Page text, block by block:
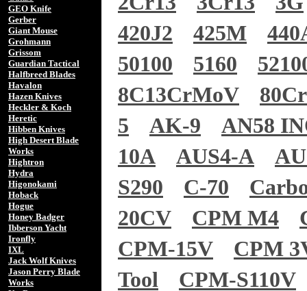
GEO Knife
Gerber
Giant Mouse
Grohmann
Grissom
Guardian Tactical
Halfbreed Blades
Havalon
Hazen Knives
Heckler & Koch
Heretic
Hibben Knives
High Desert Blade
Works
Hightron
Hydra
Higonokami
Hoback
Hogue
Honey Badger
Ibberson Yacht
Ironfly
IXL
Jack Wolf Knives
Jason Perry Blade
Works
420J2
425M
50100
5160
8C13CrMoV
5
AK-9
AN58
10A
AUS4-A
S290
C-70
20CV
CPM M4
CPM-15V
CPM
Tool
CPM-S110V